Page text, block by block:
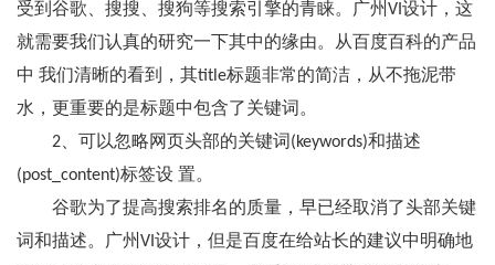
受到谷歌、搜搜、搜狗等搜索引擎的青睐。广州VI设计，这
就需要我们认真的研究一下其中的缘由。从百度百科的产品
中 我们清晰的看到，其title标题非常的简洁，从不拖泥带
水，更重要的是标题中包含了关键词。
2、可以忽略网页头部的关键词(keywords)和描述
(post_content)标签设 置。
谷歌为了提高搜索排名的质量，早已经取消了头部关键
词和描述。广州VI设计，但是百度在给站长的建议中明确地